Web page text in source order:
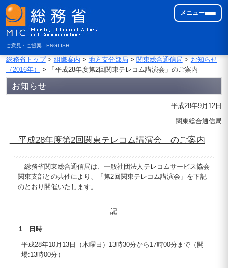
ご意見・ご提案 ENGLISH
メニュー
総務省トップ> 組織案内 > 地方支分部局 > 関東総合通信局 > お知らせ
（2016年）
> 「平成28年度第2回関東テレコム講演会」のご案内
お知らせ
平成28年9月12日
関東総合通信局
「平成28年度第2回関東テレコム講演会」のご案内
総務省関東総合通信局は、一般社団法人テレコムサービス協会
関東支部との共催により、「第2回関東テレコム講演会」を下記
のとおり開催いたします。
記
1 日時
平成28年10月13日（木曜日）13時30分から17時00分まで（開
場:13時00分）